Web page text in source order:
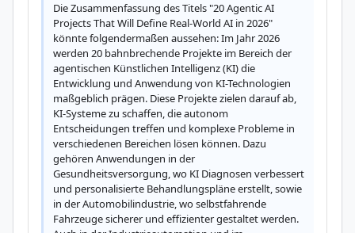
Die Zusammenfassung des Titels "20 Agentic AI
Projects That Will Define Real-World AI in 2026"
könnte folgendermaßen aussehen: Im Jahr 2026
werden 20 bahnbrechende Projekte im Bereich der
agentischen Künstlichen Intelligenz (KI) die
Entwicklung und Anwendung von KI-Technologien
maßgeblich prägen. Diese Projekte zielen darauf ab,
KI-Systeme zu schaffen, die autonom
Entscheidungen treffen und komplexe Probleme in
verschiedenen Bereichen lösen können. Dazu
gehören Anwendungen in der
Gesundheitsversorgung, wo KI Diagnosen verbessert
und personalisierte Behandlungspläne erstellt, sowie
in der Automobilindustrie, wo selbstfahrende
Fahrzeuge sicherer und effizienter gestaltet werden.